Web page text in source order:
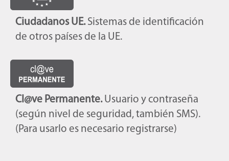
Ciudadanos UE. Sistemas de identificación
de otros países de la UE.
Cl@ve Permanente. Usuario y contraseña
(según nivel de seguridad, también SMS).
(Para usarlo es necesario registrarse)